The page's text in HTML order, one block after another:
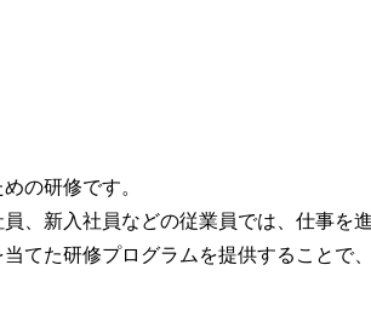
の研修です。
、新入社員などの従業員では、仕事を
てた研修プログラムを提供することで